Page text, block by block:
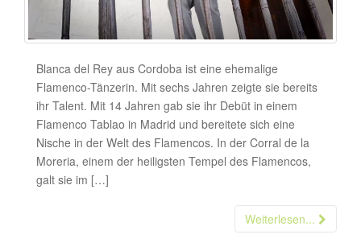
Blanca del Rey aus Cordoba ist eine ehemalige
Flamenco-Tänzerin. Mit sechs Jahren zeigte sie bereits
ihr Talent. Mit 14 Jahren gab sie ihr Debüt in einem
Flamenco Tablao in Madrid und bereitete sich eine
Nische in der Welt des Flamencos. In der Corral de la
Moreria, einem der heiligsten Tempel des Flamencos,
galt sie im […]
Weiterlesen...